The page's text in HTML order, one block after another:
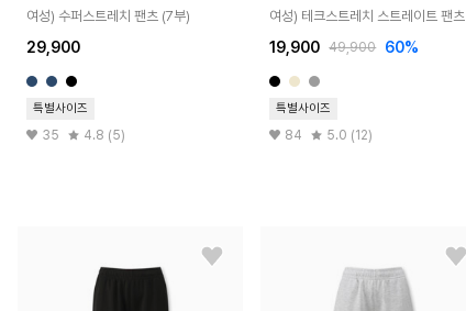
여성) 수퍼스트레치 팬츠 (7부)
29,900
특별사이즈
35 4.8 (5)
여성) 테크스트레치 스트레이트 팬츠
19,900 49,900 60%
특별사이즈
84 5.0 (12)